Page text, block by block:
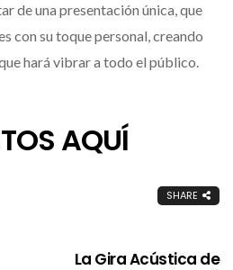
de una presentación única, que
con su toque personal, creando
hará vibrar a todo el público.
AQUÍ
SHARE
La Gira Acústica de